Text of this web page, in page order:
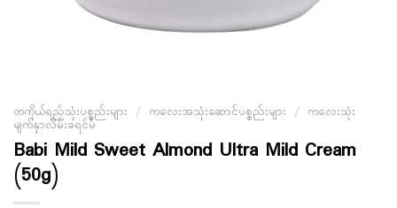
တကိုယ်ရည်သုံးပစ္စည်းများ / ကလေးအသုံးဆောင်ပစ္စည်းများ / ကလေးသုံး
မျက်နှာလိမ်းခရင်မ်
Babi Mild Sweet Almond Ultra Mild Cream
(50g)